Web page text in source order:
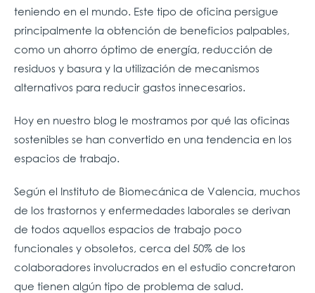
teniendo en el mundo. Este tipo de oficina persigue
principalmente la obtención de beneficios palpables,
como un ahorro óptimo de energía, reducción de
residuos y basura y la utilización de mecanismos
alternativos para reducir gastos innecesarios.
Hoy en nuestro blog le mostramos por qué las oficinas
sostenibles se han convertido en una tendencia en los
espacios de trabajo.
Según el Instituto de Biomecánica de Valencia, muchos
de los trastornos y enfermedades laborales se derivan
de todos aquellos espacios de trabajo poco
funcionales y obsoletos, cerca del 50% de los
colaboradores involucrados en el estudio concretaron
que tienen algún tipo de problema de salud.